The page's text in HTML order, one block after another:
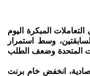
المبكرة اليوم
وسط استمرار
المتحدة وضعف الطلب
انخفض خام برنت